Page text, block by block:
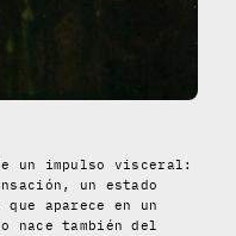
un impulso visceral:
un estado
aparece en un
nace también del